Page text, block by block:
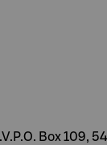
Box 109,